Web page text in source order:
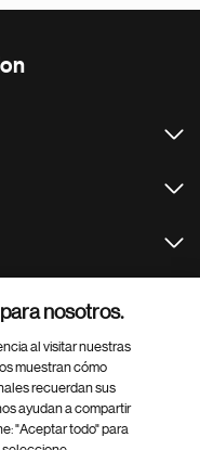
nosotros.
al visitar nuestras
muestran cómo
recuerdan sus
ayudan a compartir
"Aceptar todo" para